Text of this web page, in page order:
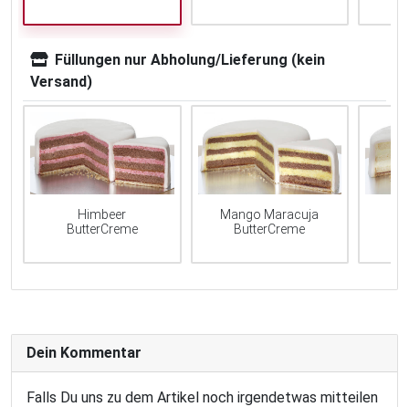
Füllungen nur Abholung/Lieferung (kein
Versand)
Himbeer
ButterCreme
Mango Maracuja
ButterCreme
Dein Kommentar
Falls Du uns zu dem Artikel noch irgendetwas mitteilen